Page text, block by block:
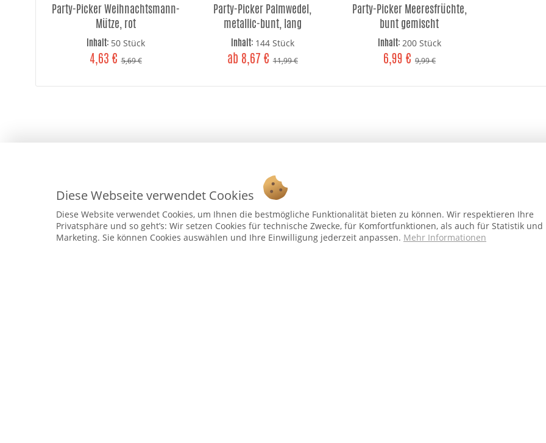
Party-Picker Weihnachtsmann-
Mütze, rot
Inhalt: 50 Stück
4,63 € 5,69 €
Party-Picker Palmwedel,
metallic-bunt, lang
Inhalt: 144 Stück
ab 8,67 € 11,99 €
Party-Picker Meeresfrüchte,
bunt gemischt
Inhalt: 200 Stück
6,99 € 9,99 €
Service Hotline
Telefonische Unterstützung und Beratung unter:
Shop Service
Vertrag - widerrufen
Diese Webseite verwendet Cookies
Diese Website verwendet Cookies, um Ihnen die bestmögliche Funktionalität bieten zu können. Wir respektieren Ihre
Privatsphäre und so geht’s: Wir setzen Cookies für technische Zwecke, für Komfortfunktionen, als auch für Statistik und
Marketing. Sie können Cookies auswählen und Ihre Einwilligung jederzeit anpassen. Mehr Informationen